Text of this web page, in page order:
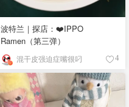
波特兰｜探店：❤️IPPO
Ramen（第三弹）
混干皮强迫症嘴很叼 4